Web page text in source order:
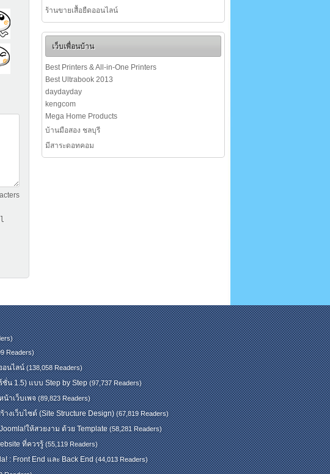
ร้านขายเสื้อยืดออนไลน์
เว็บเพื่อนบ้าน
Best Printers & All-in-One Printers
Best Ultrabook 2013
daydayday
kengcom
Mega Home Products
บ้านมือสอง ชลบุรี
มีสาระดอทคอม
Readers)
อนไลน์(138,058 Readers)
ชั่น 1.5) แบบ Step by Step(97,737 Readers)
น้าเว็บเพจ(89,823 Readers)
างเว็บไซต์ (Site Structure Design)(67,819 Readers)
ให้สวยงาม ด้วย Template(58,281 Readers)
ที่ควรรู้(55,119 Readers)
: Front End และ Back End(44,013 Readers)